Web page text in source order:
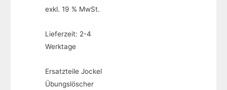
exkl. 19 % MwSt.
Lieferzeit: 2-4
Werktage
Ersatzteile Jockel
Übungslöscher